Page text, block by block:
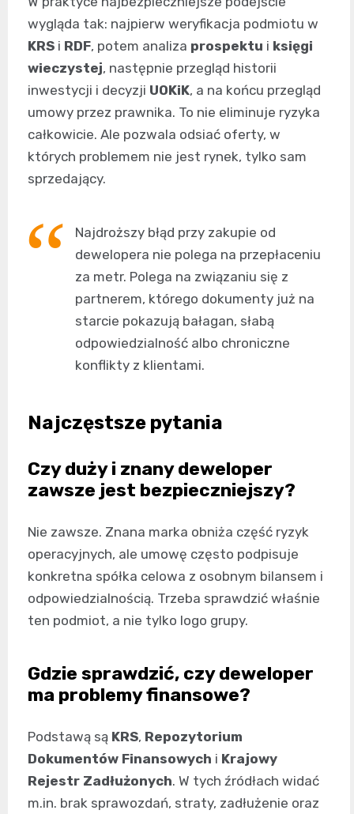
wygląda tak: najpierw weryfikacja podmiotu w
KRS i RDF, potem analiza prospektu i księgi
wieczystej, następnie przegląd historii
inwestycji i decyzji UOKiK, a na końcu przegląd
umowy przez prawnika. To nie eliminuje ryzyka
całkowicie. Ale pozwala odsiać oferty, w
których problemem nie jest rynek, tylko sam
sprzedający.
Najdroższy błąd przy zakupie od
dewelopera nie polega na przepłaceniu
za metr. Polega na związaniu się z
partnerem, którego dokumenty już na
starcie pokazują bałagan, słabą
odpowiedzialność albo chroniczne
konflikty z klientami.
Najczęstsze pytania
Czy duży i znany deweloper
zawsze jest bezpieczniejszy?
Nie zawsze. Znana marka obniża część ryzyk
operacyjnych, ale umowę często podpisuje
konkretna spółka celowa z osobnym bilansem i
odpowiedzialnością. Trzeba sprawdzić właśnie
ten podmiot, a nie tylko logo grupy.
Gdzie sprawdzić, czy deweloper
ma problemy finansowe?
Podstawą są KRS, Repozytorium
Dokumentów Finansowych i Krajowy
Rejestr Zadłużonych. W tych źródłach widać
m.in. brak sprawozdań, straty, zadłużenie oraz